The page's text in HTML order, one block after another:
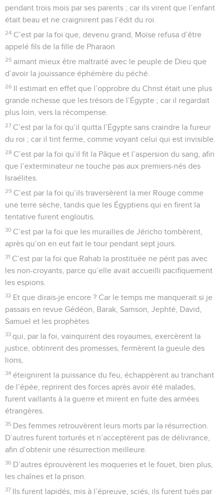
Toute correction, il est vrai, paraît être au premier abord un
sujet de tristesse et non de joie ; mais plus tard elle procure
Recommandations et avertissements
C’est pourquoi redressez les mains abattues et les genoux
Que vos pieds suivent des pistes droites, afin que ce qui
est boiteux ne dévie pas, mais plutôt soit guéri.
14 Recherchez la paix avec tous, et la sanctification sans
laquelle personne ne verra le Seigneur.
15 Veillez à ce que personne ne se prive de la grâce de
Dieu ; à ce qu’aucune racine d’amertume ne produise des
rejetons et ne cause du trouble, et que plusieurs n’en soient
Veillez à ce que personne ne soit débauché ni profanateur
comme Ésa ü, qui pour un seul plat vendit son droit
Vous savez que plus tard, quand il voulut hériter de la
d’amener son père à changer d’avis, bien qu’il l’ait cherché
avec larmes.
montagne qu’on pouvait toucher et qui était embrasée par le
feu, ni de l’obscurité, ni des ténèbres, ni de la tempête,
paroles telle que ceux qui l’entendirent demandèrent qu’on
ne leur adresse pas un mot de plus.
bête touche la montagne, elle sera lapidée.
Et le spectacle était si terrifiant que Moïse dit : Je suis
épouvanté et tout tremblant.
22 Mais au contraire vous vous êtes approchés de la
montagne de Sion et de la cité du Dieu vivant, la Jérusalem
céleste, des myriades d’anges ;
23 de la réunion et de l’assemblée des premiers-nés inscrits
dans les cieux ; de Dieu, juge de tous ; des esprits des justes